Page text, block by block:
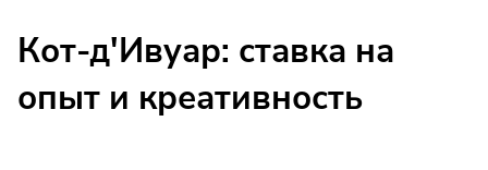
Кот-д'Ивуар: ставка на
опыт и креативность